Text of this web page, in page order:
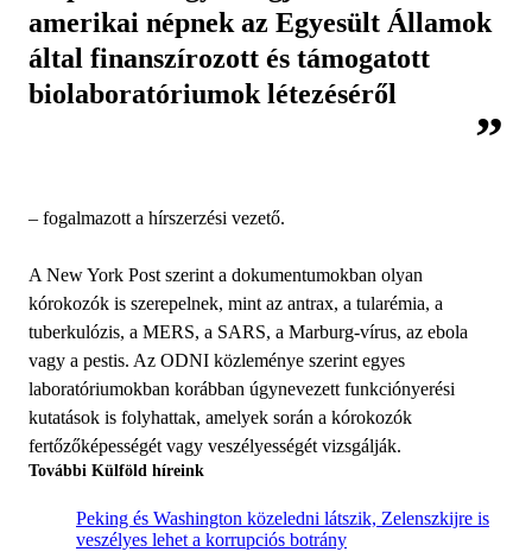
amerikai népnek az Egyesült Államok
által finanszírozott és támogatott
biolaboratóriumok létezéséről
– fogalmazott a hírszerzési vezető.
A New York Post szerint a dokumentumokban olyan
kórokozók is szerepelnek, mint az antrax, a tularémia, a
tuberkulózis, a MERS, a SARS, a Marburg-vírus, az ebola
vagy a pestis. Az ODNI közleménye szerint egyes
laboratóriumokban korábban úgynevezett funkciónyerési
kutatások is folyhattak, amelyek során a kórokozók
fertőzőképességét vagy veszélyességét vizsgálják.
További Külföld híreink
Peking és Washington közeledni látszik, Zelenszkijre is
veszélyes lehet a korrupciós botrány